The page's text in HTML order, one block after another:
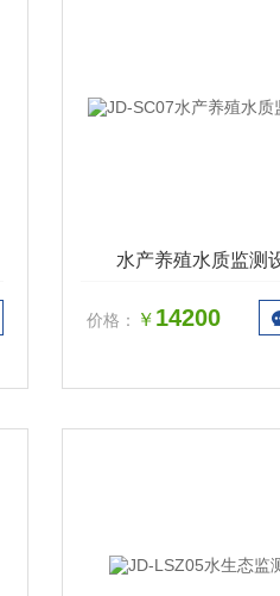
水产养殖水质监测
价格： ￥ 14200